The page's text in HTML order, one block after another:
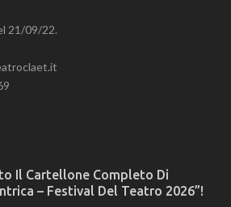
21/09/22.
Il Cartellone Completo Di
– Festival Del Teatro 2026”!